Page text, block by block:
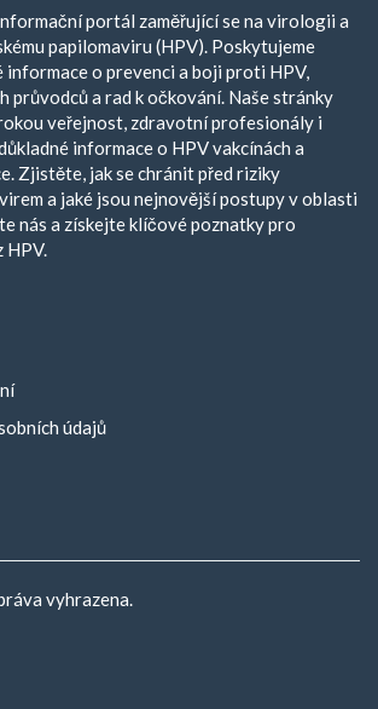
portál zaměřující se na virologii a
papilomaviru (HPV). Poskytujeme
informace o prevenci a boji proti HPV,
průvodců a rad k očkování. Naše stránky
veřejnost, zdravotní profesionály i
informace o HPV vakcínách a
Zjistěte, jak se chránit před riziky
a jaké jsou nejnovější postupy v oblasti
nás a získejte klíčové poznatky pro
HPV.
údajů
vyhrazena.